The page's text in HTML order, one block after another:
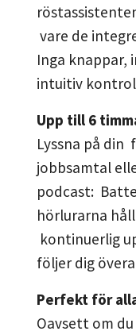
vare de
Inga knappar,
intuitiv
Upp till 6
Lyssna på din
jobbsamtal
podcast:
hörlurarna
kontinuerlig
följer dig
Perfekt för
Oavsett om